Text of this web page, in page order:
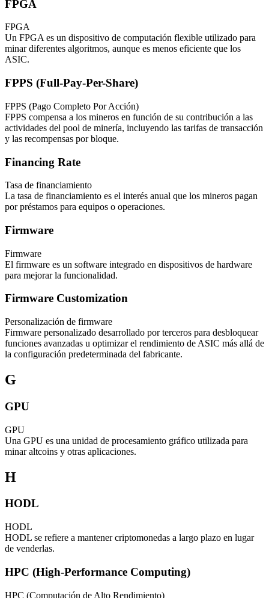
FPGA
FPGA
Un FPGA es un dispositivo de computación flexible utilizado para
minar diferentes algoritmos, aunque es menos eficiente que los
ASIC.
FPPS (Full-Pay-Per-Share)
FPPS (Pago Completo Por Acción)
FPPS compensa a los mineros en función de su contribución a las
actividades del pool de minería, incluyendo las tarifas de transacción
y las recompensas por bloque.
Financing Rate
Tasa de financiamiento
La tasa de financiamiento es el interés anual que los mineros pagan
por préstamos para equipos o operaciones.
Firmware
Firmware
El firmware es un software integrado en dispositivos de hardware
para mejorar la funcionalidad.
Firmware Customization
Personalización de firmware
Firmware personalizado desarrollado por terceros para desbloquear
funciones avanzadas u optimizar el rendimiento de ASIC más allá de
la configuración predeterminada del fabricante.
G
GPU
GPU
Una GPU es una unidad de procesamiento gráfico utilizada para
minar altcoins y otras aplicaciones.
H
HODL
HODL
HODL se refiere a mantener criptomonedas a largo plazo en lugar
de venderlas.
HPC (High-Performance Computing)
HPC (Computación de Alto Rendimiento)